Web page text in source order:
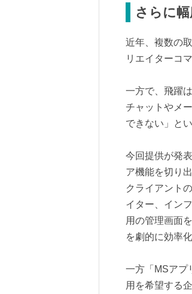
さらに
近年、複数の
リエイターコ
一方で、飛躍
チャットやメ
できない」と
今回提供が発
ア機能を切り
クライアント
イター、イン
用の管理画面
を劇的に効率
一方「MSアプ
用を希望する